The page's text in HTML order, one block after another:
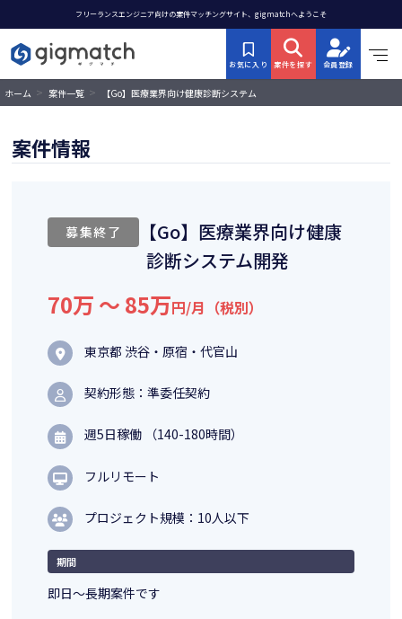
フリーランスエンジニア向けの案件マッチングサイト、gigmatchへようこそ
お気に入り 案件を探す 会員登録
ホーム > 案件一覧 >
【Go】医療業界向け健康診断システム
案件情報
募集終了
【Go】医療業界向け健康
診断システム開発
70万 〜 85万円/月（税別）
東京都 渋谷・原宿・代官山
契約形態：準委任契約
週5日稼働 （140-180時間）
フルリモート
プロジェクト規模：10人以下
期間
即日～長期案件です